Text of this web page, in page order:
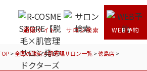
通販サイト サロン検索 WEB予約
>全国の脱毛×肌管理サロン一覧>徳島店>